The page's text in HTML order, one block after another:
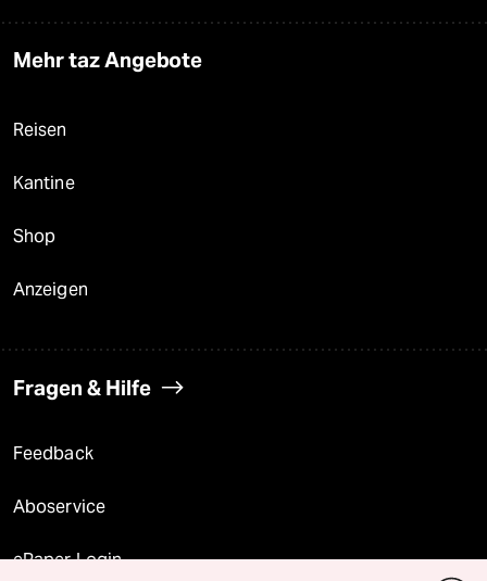
Mehr taz Angebote
Reisen
Kantine
Shop
Anzeigen
Fragen & Hilfe
Feedback
Aboservice
ePaper Login